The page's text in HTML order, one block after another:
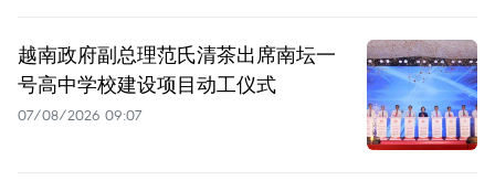
越南政府副总理范氏清茶出席南坛一
号高中学校建设项目动工仪式
07/08/2026 09:07